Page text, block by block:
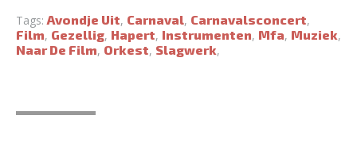
Tags:Avondje Uit, Carnaval, Carnavalsconcert,
Film, Gezellig, Hapert, Instrumenten, Mfa, Muziek,
Naar De Film, Orkest, Slagwerk,